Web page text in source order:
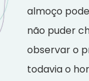
almoço
não puder
observar o
todavia o